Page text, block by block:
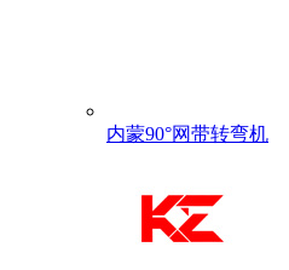
内蒙90°网带转弯机